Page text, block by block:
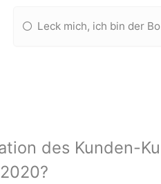
Leck mich, ich bin der
des Kunden-